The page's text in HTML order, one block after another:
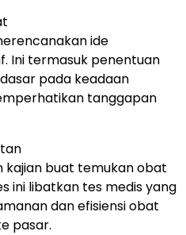
ide
Ini termasuk penentuan
pada keadaan
tanggapan
kajian buat temukan obat
ini libatkan tes medis yang
dan efisiensi obat
pasar.